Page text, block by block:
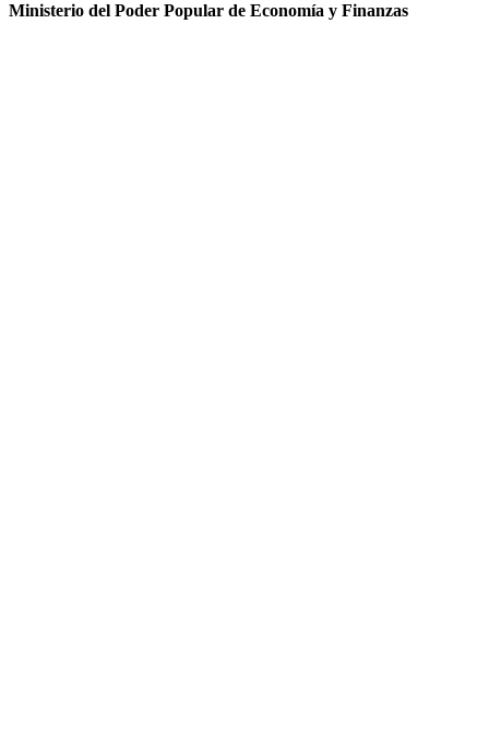
Ministerio del Poder Popular de Economía y Finanzas